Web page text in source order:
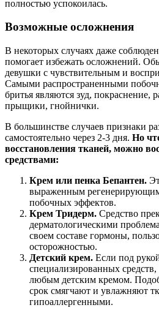
полностью успокоилась.
Возможные осложнения
В некоторых случаях даже
помогает избежать осложнений.
девушки с чувствительным и
Самыми распространенными
бритья являются зуд, покраснение,
прыщики, гнойнички.
В большинстве случаев признаки
самостоятельно через 2-3 дня. Но
восстановления тканей, можно
средствами:
Крем или пенка Бепантен.
выраженным
побочных эффектов.
Крем Тридерм. Средство
дерматологическими
своем составе гормоны,
осторожностью.
Детский крем. Если под
специализированных
любым детским кремом.
срок смягчают и увлажняют
гипоаллергенными.